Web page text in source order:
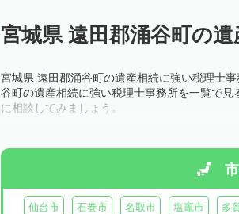
宮城県 遠田郡涌谷町の
宮城県 遠田郡涌谷町の遺産相続に強い税理士
谷町の遺産相続に強い税理士事務所を一覧で
に相談してみましょう。
仙台市 石巻市 名取市 塩竈市 多